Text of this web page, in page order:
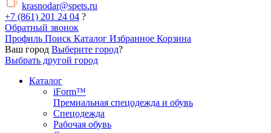
krasnodar@spets.ru
+7 (861) 201 24 04 ?
Обратный звонок
Профиль Поиск Каталог Избранное Корзина
Ваш город Выберите город?
Выбрать другой город
Каталог
iForm™
Премиальная спецодежда и обувь
Спецодежда
Рабочая обувь